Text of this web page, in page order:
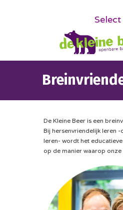
De Kleine Beer is een
Bij hersenvriendelijk leren
leren- wordt het
op de manier waarop onze